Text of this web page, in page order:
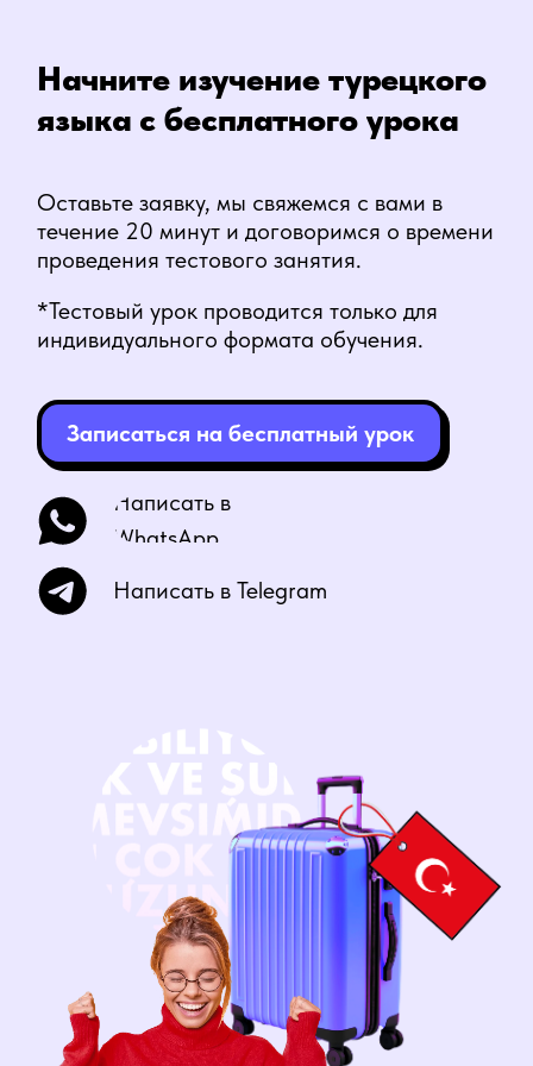
Ознакомитесь со структурой
изучения турецкого языка и
Прослушаете вводную лекцию
про аффиксы, строение
турецкого языка
Вы познакомитесь с
Что будет на